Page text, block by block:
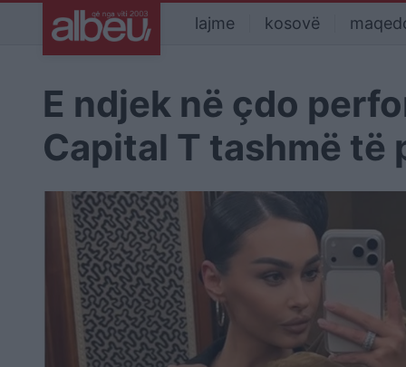
lajme kosovë
E ndjek në çdo
Capital T tashmë të